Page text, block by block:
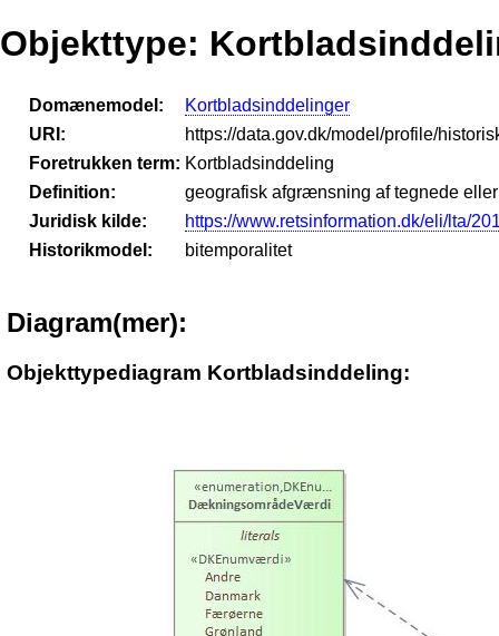
Objekttype:
Domænemodel:
Kortbladsinddelinger
URI:
https://data.gov.dk/model/profile/
Foretrukken term: Kortbladsinddeling
Definition:
geografisk afgrænsning af tegnede
Juridisk kilde:
https://www.retsinformation.dk/eli/lta/
Historikmodel:
bitemporalitet
Diagram(mer):
Objekttypediagram Kortbladsinddeling: